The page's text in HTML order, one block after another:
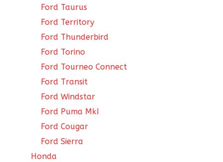
Ford Taurus
Ford Territory
Ford Thunderbird
Ford Torino
Ford Tourneo Connect
Ford Transit
Ford Windstar
Ford Puma MkI
Ford Cougar
Ford Sierra
Honda